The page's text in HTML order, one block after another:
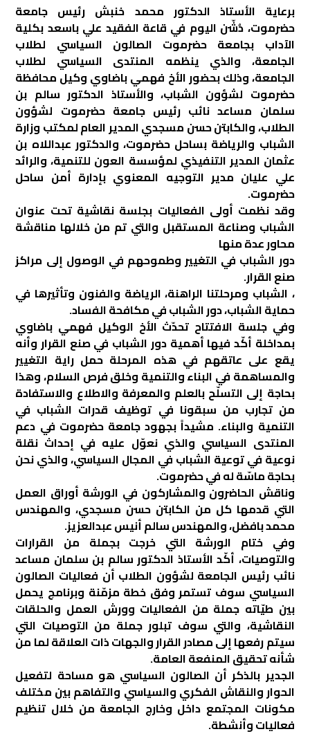
برعاية الأستاذ الدكتور محمد خنبش رئيس جامعة
حضرموت، دُشّن اليوم في قاعة الفقيد علي باسعد بكلية
الآداب بجامعة حضرموت الصالون السياسي لطلاب
الجامعة، والذي ينظمه المنتدى السياسي لطلاب
الجامعة، وذلك بحضور الأخ فهمي باضاوي وكيل محافظة
حضرموت لشؤون الشباب، والأستاذ الدكتور سالم بن
سلمان مساعد نائب رئيس جامعة حضرموت لشؤون
الطلاب، والكابتن حسن مسجدي المدير العام لمكتب وزارة
الشباب والرياضة بساحل حضرموت، والدكتور عبداللاه بن
عثمان المدير التنفيذي لمؤسسة العون للتنمية، والرائد
علي عليان مدير التوجيه المعنوي بإدارة أمن ساحل
حضرموت.
وقد نظمت أولى الفعاليات بجلسة نقاشية تحت عنوان
الشباب وصناعة المستقبل والتي تم من خلالها مناقشة
محاور عدة منها
دور الشباب في التغيير وطموحهم في الوصول إلى مراكز
صنع القرار.
، الشباب ومرحلتنا الراهنة، الرياضة والفنون وتأثيرها في
حماية الشباب، دور الشباب في مكافحة الفساد.
وفي جلسة الافتتاح تحدّث الأخ الوكيل فهمي باضاوي
بمداخلة أكّد فيها أهمية دور الشباب في صنع القرار وأنه
يقع على عاتقهم في هذه المرحلة حمل راية التغيير
والمساهمة في البناء والتنمية وخلق فرص السلام، وهذا
بحاجة إلى التسلّح بالعلم والمعرفة والاطلاع والاستفادة
من تجارب من سبقونا في توظيف قدرات الشباب في
التنمية والبناء. مشيداً بجهود جامعة حضرموت في دعم
المنتدى السياسي والذي نعوّل عليه في إحداث نقلة
نوعية في توعية الشباب في المجال السياسي، والذي نحن
بحاجة ماسّة له في حضرموت.
وناقش الحاضرون والمشاركون في الورشة أوراق العمل
التي قدمها كل من الكابتن حسن مسجدي، والمهندس
محمد بافضل، والمهندس سالم أنيس عبدالعزيز.
وفي ختام الورشة التي خرجت بجملة من القرارات
والتوصيات، أكّد الأستاذ الدكتور سالم بن سلمان مساعد
نائب رئيس الجامعة لشؤون الطلاب أن فعاليات الصالون
السياسي سوف تستمر وفق خطة مزمّنة وبرنامج يحمل
بين طيّاته جملة من الفعاليات وورش العمل والحلقات
النقاشية، والتي سوف تبلور جملة من التوصيات التي
سيتم رفعها إلى مصادر القرار والجهات ذات العلاقة لما من
شأنه تحقيق المنفعة العامة.
الجدير بالذكر أن الصالون السياسي هو مساحة لتفعيل
الحوار والنقاش الفكري والسياسي والتفاهم بين مختلف
مكونات المجتمع داخل وخارج الجامعة من خلال تنظيم
فعاليات وأنشطة.